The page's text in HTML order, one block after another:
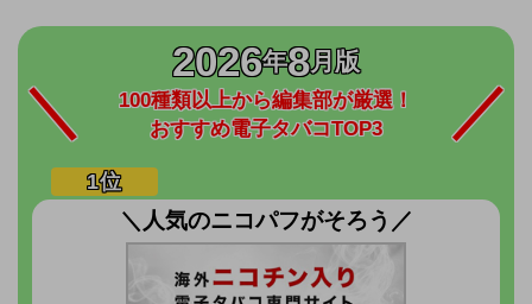
2026年8月版
100種類以上から編集部が厳選！
おすすめ電子タバコTOP3
＼人気のニコパフがそろう／